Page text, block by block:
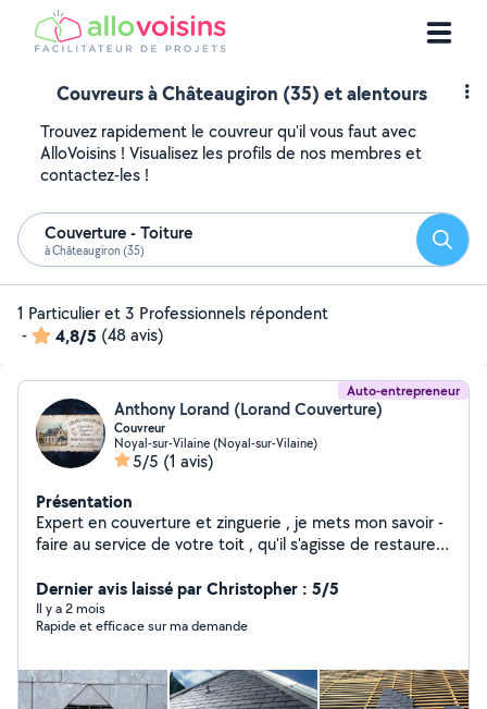
Couvreurs à Châteaugiron (35) et alentours
Trouvez rapidement le couvreur qu'il vous faut avec
AlloVoisins ! Visualisez les profils de nos membres et
contactez-les !
Couverture - Toiture
à Châteaugiron (35)
1 Particulier et 3 Professionnels répondent
-
4,8/5 (48 avis)
Auto-entrepreneur
Anthony Lorand (Lorand Couverture)
Couvreur
Noyal-sur-Vilaine (Noyal-sur-Vilaine)
5/5 (1 avis)
Présentation
Expert en couverture et zinguerie , je mets mon savoir -
faire au service de votre toit , qu'il s'agisse de restaurer
précision du joint debout. De la conception de projets
neufs à la rénovation technique , j'assure l'étanchéité et
l'esthétique de votre habitat avec des matériaux
d'allier technicité artisanale et finitions soignées pour
protéger votre patrimoine durablement .
Dernier avis laissé par Christopher : 5/5
Il y a 2 mois
Rapide et efficace sur ma demande